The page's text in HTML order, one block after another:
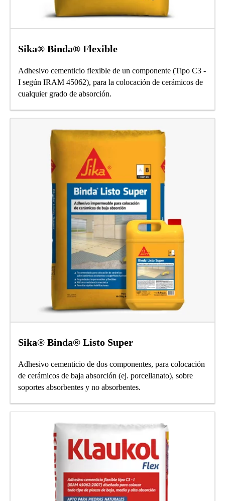
Sika® Binda® Flexible
Adhesivo cementicio flexible de un componente (Tipo C3 -
I según IRAM 45062), para la colocación de cerámicos de
cualquier grado de absorción.
Sika® Binda® Listo Super
Adhesivo cementicio de dos componentes, para colocación
de cerámicos de baja absorción (ej. porcellanato), sobre
soportes absorbentes y no absorbentes.